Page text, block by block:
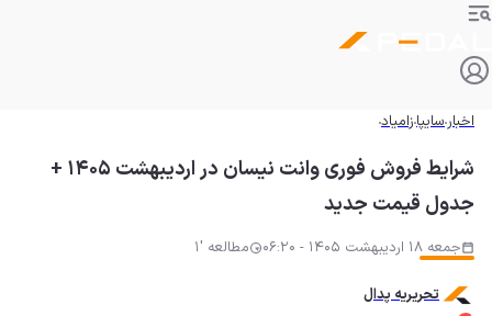
اخبارسایپازامیاد
شرایط فروش فوری وانت نیسان در اردیبهشت ۱۴۰۵ +
جدول قیمت جدید
جمعه 18 اردیبهشت 1405 - 06:20 مطالعه '1
تحریریه پدال